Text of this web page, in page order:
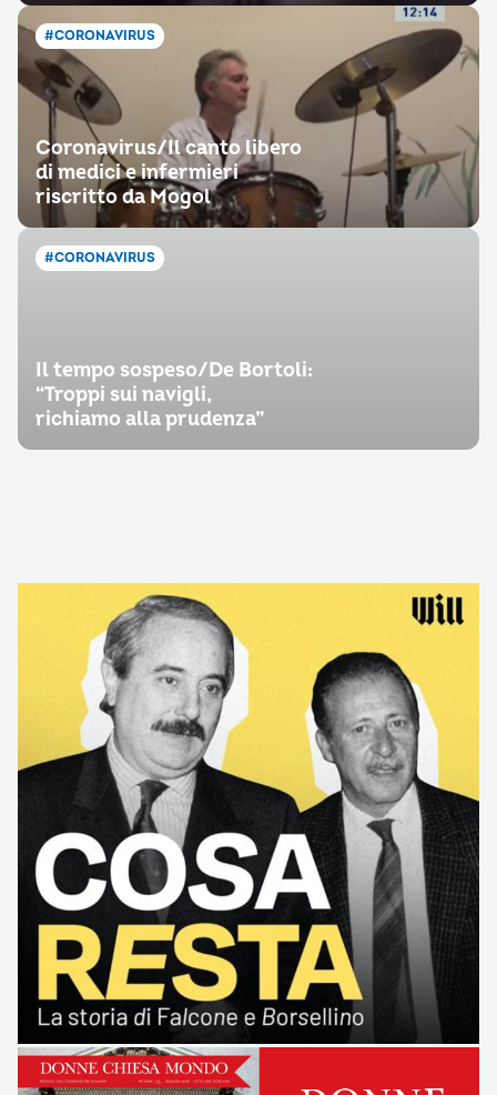
#CORONAVIRUS
Coronavirus/Il canto libero
di medici e infermieri
riscritto da Mogol
#CORONAVIRUS
Il tempo sospeso/De Bortoli:
“Troppi sui navigli,
richiamo alla prudenza”